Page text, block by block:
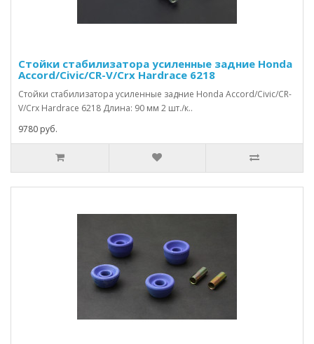
Стойки стабилизатора усиленные задние Honda
Accord/Civic/CR-V/Crx Hardrace 6218
Стойки стабилизатора усиленные задние Honda Accord/Civic/CR-
V/Crx Hardrace 6218 Длина: 90 мм 2 шт./к..
9780 руб.